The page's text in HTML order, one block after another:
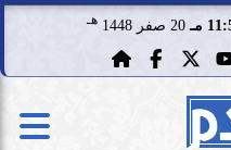
مـ 20 صفر 1448 هـ